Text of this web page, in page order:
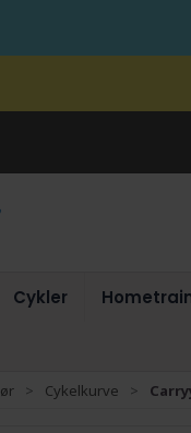
Cykler
Cykelkurve